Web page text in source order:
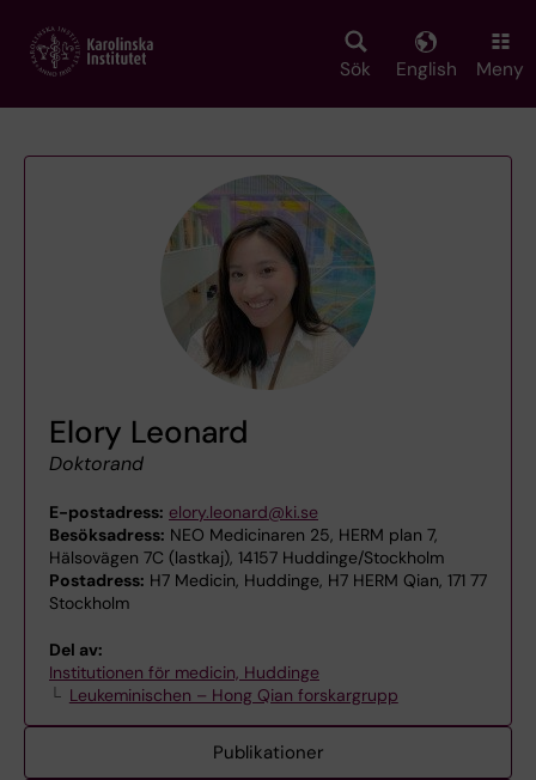
main
Sök English Meny
Elory Leonard
Doktorand
E-postadress: elory.leonard@ki.se
Besöksadress: NEO Medicinaren 25, HERM plan 7,
Hälsovägen 7C (lastkaj), 14157 Huddinge/Stockholm
Postadress: H7 Medicin, Huddinge, H7 HERM Qian, 171 77
Stockholm
Del av:
Institutionen för medicin, Huddinge
Leukeminischen – Hong Qian forskargrupp
Publikationer